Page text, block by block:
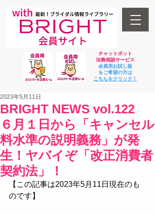
チャットボット
法務相談サービス
会員用お試し版
をご希望の方は
​こちらをクリック！
BRIGHT NEWS vol.122
６月１日から「キャンセル
料水準の説明義務」が発
生！ヤバイぞ「改正消費者
契約法」！
2023年5月11日
【この記事は2023年5月11日現在のも
のです】